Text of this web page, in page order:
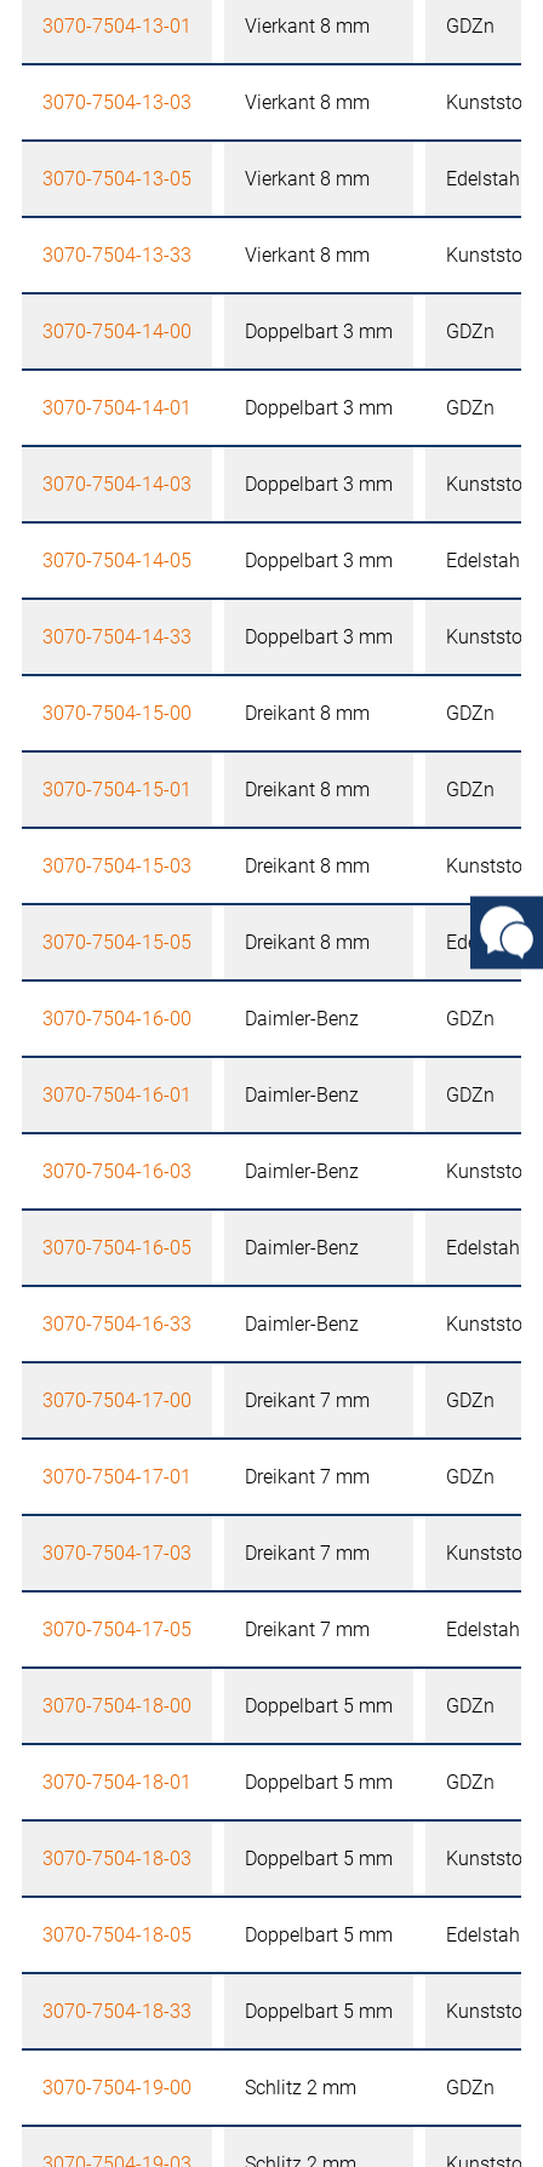
3070-7504-13-01 Vierkant 8 mm GDZn
3070-7504-13-03 Vierkant 8 mm Kunststoff
3070-7504-13-05 Vierkant 8 mm Edelstahl
3070-7504-13-33 Vierkant 8 mm Kunststoff
3070-7504-14-00 Doppelbart 3 mm GDZn
3070-7504-14-01 Doppelbart 3 mm GDZn
3070-7504-14-03 Doppelbart 3 mm Kunststoff
3070-7504-14-05 Doppelbart 3 mm Edelstahl
3070-7504-14-33 Doppelbart 3 mm Kunststoff
3070-7504-15-00 Dreikant 8 mm GDZn
3070-7504-15-01 Dreikant 8 mm GDZn
3070-7504-15-03 Dreikant 8 mm Kunststoff
3070-7504-15-05 Dreikant 8 mm Edelstahl
3070-7504-16-00 Daimler-Benz GDZn
3070-7504-16-01 Daimler-Benz GDZn
3070-7504-16-03 Daimler-Benz Kunststoff
3070-7504-16-05 Daimler-Benz Edelstahl
3070-7504-16-33 Daimler-Benz Kunststoff
3070-7504-17-00 Dreikant 7 mm GDZn
3070-7504-17-01 Dreikant 7 mm GDZn
3070-7504-17-03 Dreikant 7 mm Kunststoff
3070-7504-17-05 Dreikant 7 mm Edelstahl
3070-7504-18-00 Doppelbart 5 mm GDZn
3070-7504-18-01 Doppelbart 5 mm GDZn
3070-7504-18-03 Doppelbart 5 mm Kunststoff
3070-7504-18-05 Doppelbart 5 mm Edelstahl
3070-7504-18-33 Doppelbart 5 mm Kunststoff
3070-7504-19-00 Schlitz 2 mm GDZn